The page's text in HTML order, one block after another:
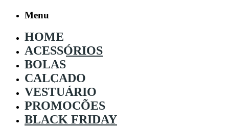
Menu
HOME
ACESSÓRIOS
BOLAS
CALÇADO
VESTUÁRIO
PROMOÇÕES
BLACK FRIDAY